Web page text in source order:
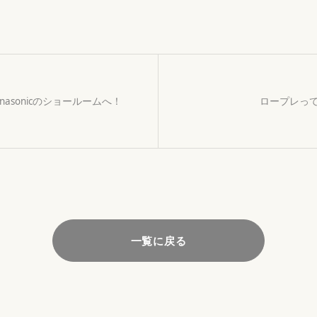
のショールームへ！ ロープレっ
一覧に戻る